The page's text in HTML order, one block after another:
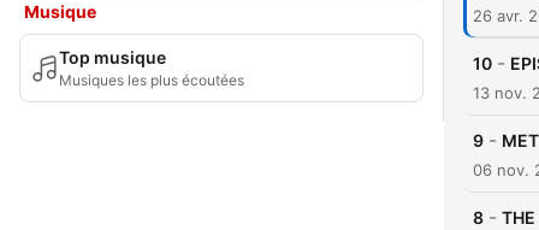
Musique
Top musique
Musiques les plus écoutées
26 avr.
10 -
13 nov.
9 -
06 nov.
8 - THE